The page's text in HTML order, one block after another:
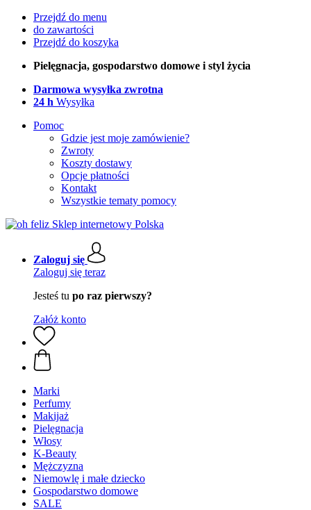
Przejdź do menu
do zawartości
Przejdź do koszyka
Pielęgnacja, gospodarstwo domowe i styl życia
Darmowa wysyłka zwrotna
24 h Wysyłka
Pomoc
Gdzie jest moje zamówienie?
Zwroty
Koszty dostawy
Opcje płatności
Kontakt
Wszystkie tematy pomocy
Zaloguj się
Zaloguj się teraz
Jesteś tu po raz pierwszy?
Załóż konto
Marki
Perfumy
Makijaż
Pielęgnacja
Włosy
K-Beauty
Mężczyzna
Niemowlę i małe dziecko
Gospodarstwo domowe
SALE